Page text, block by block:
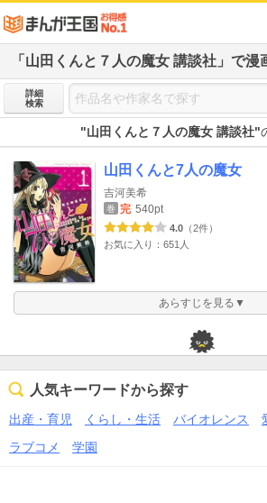
「山田くんと７人の魔女 講談社」で
詳細
検索
"山田くんと７人の魔女 講談社"
山田くんと7人の魔女
吉河美希
巻 完 540pt
4.0 （2件）
お気に入り：651人
あらすじを見る▼
人気キーワードから探す
出産・育児 くらし・生活 バイオレンス
ラブコメ
学園